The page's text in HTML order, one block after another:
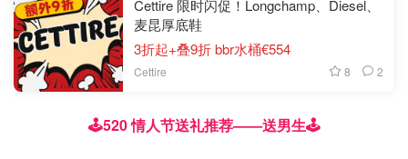
Cettire 限时闪促！Longchamp、Diesel、
麦昆厚底鞋
3折起+叠9折 bbr水桶€554
Cettire 8 2
🕹️520 情人节送礼推荐——送男生🕹️